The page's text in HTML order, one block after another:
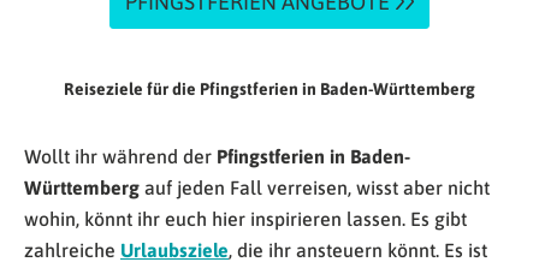
Reiseziele für die Pfingstferien in Baden-Württemberg
Wollt ihr während der Pfingstferien in Baden-
Württemberg auf jeden Fall verreisen, wisst aber nicht
wohin, könnt ihr euch hier inspirieren lassen. Es gibt
zahlreiche Urlaubsziele, die ihr ansteuern könnt. Es ist